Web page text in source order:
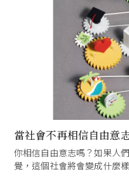
當社會不再相信自由
你相信自由意志嗎？如果人
覺，這個社會將會變成什麼